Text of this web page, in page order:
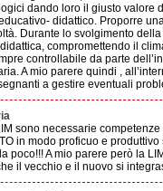
dando loro il giusto valore
didattico. Proporre
Durante lo svolgimento
compromettendo il
controllabile da parte
A mio parere quindi ,
a gestire eventuali
sono necessarie
in modo proficuo e
A mio parere però la
il vecchio e il nuovo si